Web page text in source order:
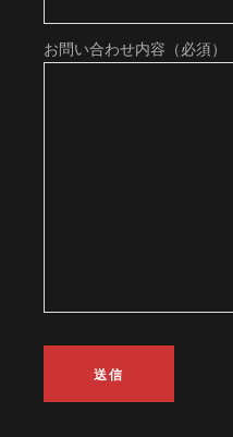
お問い合わせ内容（必須）